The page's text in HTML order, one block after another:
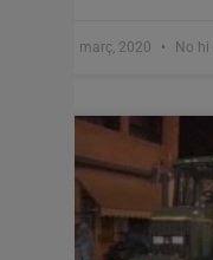
31 març, 2020 No hi